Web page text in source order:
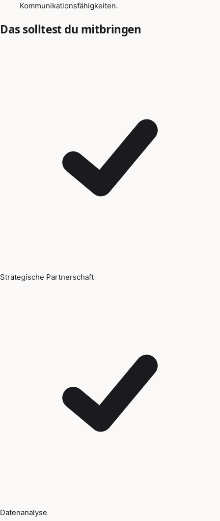
Kommunikationsfähigkeiten.
Das solltest du mitbringen
Strategische Partnerschaft
Datenanalyse